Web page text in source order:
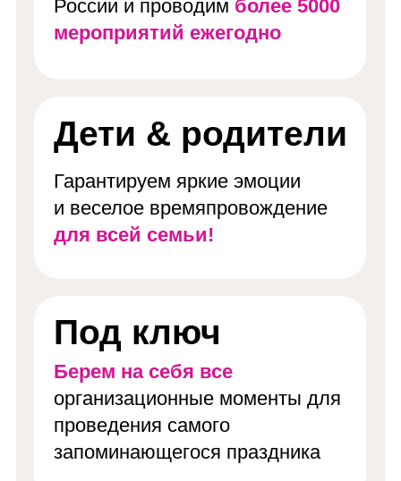
Под ключ
Берем на себя все
организационные моменты для
проведения самого
запоминающегося праздника
Гарантируем яркие эмоции
и веселое времяпровождение
К нам всегда хочется вернуться!
Гости в восторге
мероприятий